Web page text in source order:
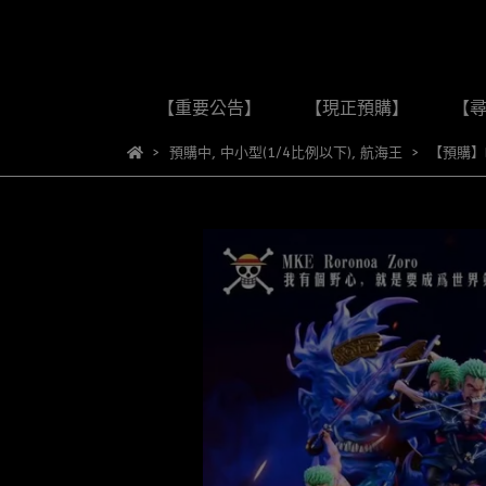
【重要公告】 【現正預購】 【
預購中, 中小型(1/4比例以下), 航海王 【預購